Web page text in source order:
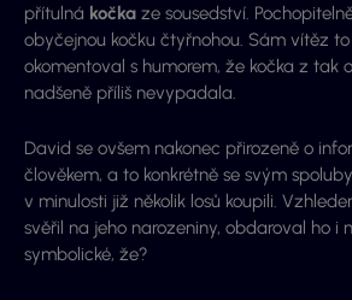
přítulná kočka ze sousedství.
obyčejnou kočku čtyřnohou. Sám vítěz
okomentoval s humorem, že kočka z tak
nadšeně příliš nevypadala.
David se ovšem nakonec přirozeně o
člověkem, a to konkrétně se svým
v minulosti již několik losů koupili.
svěřil na jeho narozeniny, obdaroval ho i
symbolické, že?